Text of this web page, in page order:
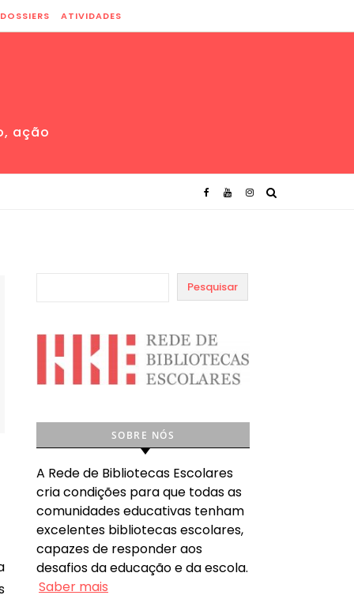
DOSSIERS ATIVIDADES
ação
Pesquisar
SOBRE NÓS
A Rede de Bibliotecas Escolares
cria condições para que todas as
comunidades educativas tenham
excelentes bibliotecas escolares,
capazes de responder aos
desafios da educação e da escola.
Saber mais